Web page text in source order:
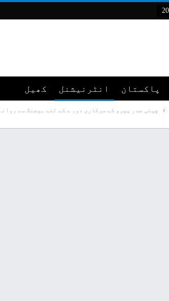
پاکستان انٹرنیشنل کھیل
چینی صدر پیرو کے سرکاری دور ے کے لئے بیجنگ سے روانہ